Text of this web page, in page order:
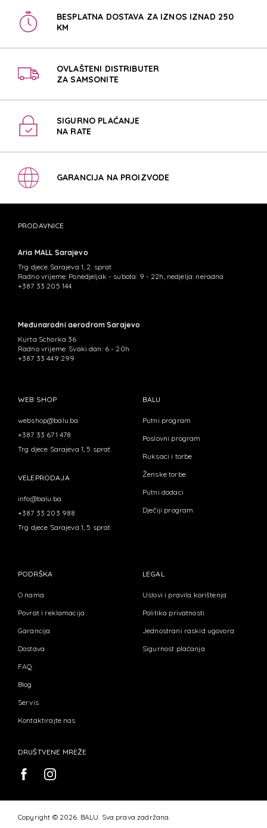
BESPLATNA DOSTAVA ZA IZNOS IZNAD 250
KM
OVLAŠTENI DISTRIBUTER
ZA SAMSONITE
SIGURNO PLAĆANJE
NA RATE
GARANCIJA NA PROIZVODE
PRODAVNICE
Aria MALL Sarajevo
Trg djece Sarajeva 1, 2. sprat
Radno vrijeme: Ponedjeljak - subota: 9 - 22h, nedjelja: neradna
+387 33 205 144
Međunarodni aerodrom Sarajevo
Kurta Schorka 36
Radno vrijeme: Svaki dan: 6 - 20h
+387 33 449 299
WEB SHOP
webshop@balu.ba
+387 33 671 478
Trg djece Sarajeva 1, 5 sprat.
VELEPRODAJA
info@balu.ba
+387 33 203 988
Trg djece Sarajeva 1, 5 sprat.
BALU
Putni program
Poslovni program
Ruksaci i torbe
Ženske torbe
Putni dodaci
Dječiji program
PODRŠKA
O nama
Povrat i reklamacija
Garancija
Dostava
FAQ
Blog
Servis
Kontaktirajte nas
LEGAL
Uslovi i pravila korištenja
Politika privatnosti
Jednostrani raskid ugovora
Sigurnost plaćanja
DRUŠTVENE MREŽE
Copyright © 2026. BALU. Sva prava zadržana.